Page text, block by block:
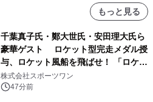
もっと見る
千葉真子氏・鄭大世氏・安田理大氏ら
豪華ゲスト ロケット型完走メダル授
与、ロケット風船を飛ばせ！ 「ロケッ
トマラソン2026」開催
株式会社スポーツワン
47分前